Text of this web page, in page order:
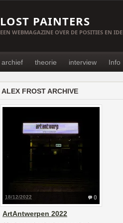
LOST PAINTERS
EEN WEBMAGAZINE OVER DE POSITIES EN
archief theorie interview Info
ALEX FROST ARCHIVE
0
18/12/2022
ArtAntwerpen 2022